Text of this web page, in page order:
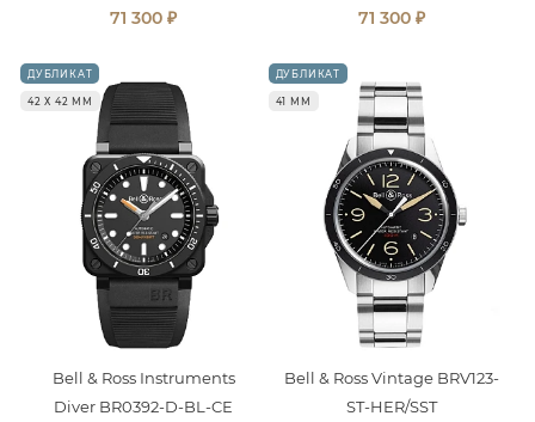
71 300 ₽ 71 300 ₽
ДУБЛИКАТ
42 Х 42 ММ
Bell & Ross Instruments
Diver BR0392-D-BL-CE
ДУБЛИКАТ
41 ММ
Bell & Ross Vintage BRV123-
ST-HER/SST